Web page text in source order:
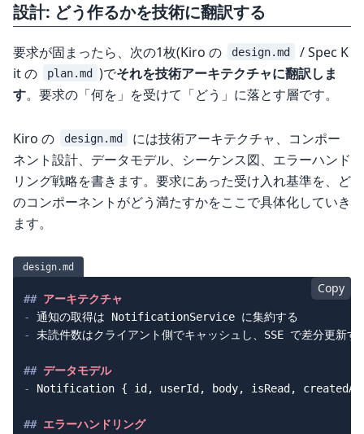
設計: どう作るかを技術に翻訳する
要求が固まったら、次の1枚(Kiro の design.md
/ Spec K
it の
plan.md )でそれを技術アーキテクチャに翻訳しま
す。要求の「何を」を受けて「どう」に落とす層です。
Kiro の design.md
には技術アーキテクチャ、コンポー
ネント設計、データモデル、シーケンス図、エラーハンド
リング戦略を書きます。要求にあった受け入れ基準を、ど
のコンポーネントがどう満たすかをここで具体化していき
ます。
design.md
Copy
## アーキテクチャ
-
-
未読件数はクライアント側でキャッシュし、SSE で差分更新す
## データモデル
-
Notification { id, userId, body, isRead,
## エラーハンドリング